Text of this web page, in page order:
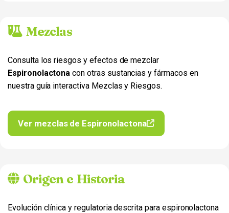
Mezclas
Consulta los riesgos y efectos de mezclar
Espironolactona con otras sustancias y fármacos en
nuestra guía interactiva Mezclas y Riesgos.
Ver mezclas de Espironolactona
Origen e Historia
Evolución clínica y regulatoria descrita para espironolactona